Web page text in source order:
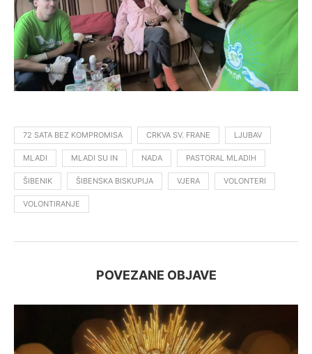
72 SATA BEZ KOMPROMISA CRKVA SV. FRANE LJUBAV
MLADI MLADI SU IN NADA PASTORAL MLADIH
ŠIBENIK ŠIBENSKA BISKUPIJA VJERA VOLONTERI
VOLONTIRANJE
POVEZANE OBJAVE